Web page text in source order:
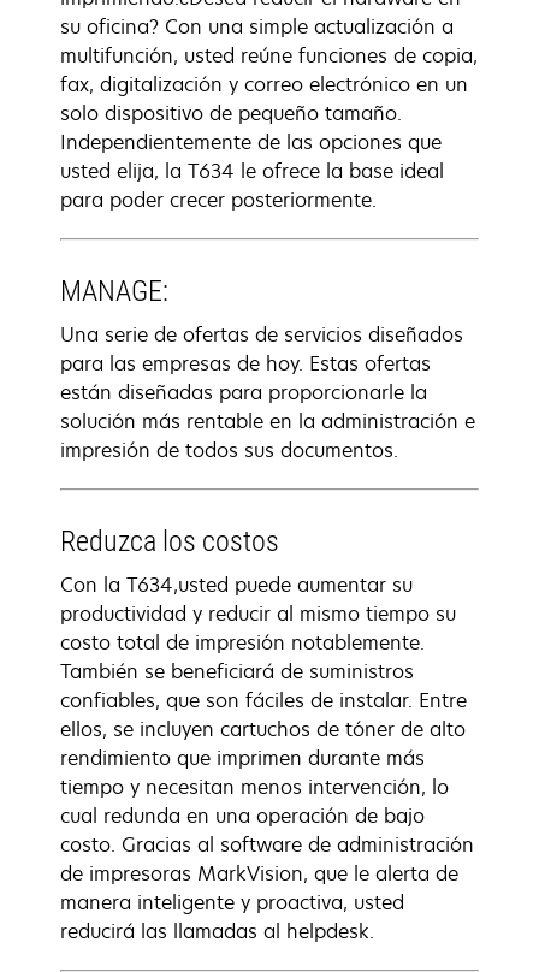
su oficina? Con una simple actualización a
multifunción, usted reúne funciones de copia,
fax, digitalización y correo electrónico en un
solo dispositivo de pequeño tamaño.
Independientemente de las opciones que
usted elija, la T634 le ofrece la base ideal
para poder crecer posteriormente.
MANAGE:
Una serie de ofertas de servicios diseñados
para las empresas de hoy. Estas ofertas
están diseñadas para proporcionarle la
solución más rentable en la administración e
impresión de todos sus documentos.
Reduzca los costos
Con la T634,usted puede aumentar su
productividad y reducir al mismo tiempo su
costo total de impresión notablemente.
También se beneficiará de suministros
confiables, que son fáciles de instalar. Entre
ellos, se incluyen cartuchos de tóner de alto
rendimiento que imprimen durante más
tiempo y necesitan menos intervención, lo
cual redunda en una operación de bajo
costo. Gracias al software de administración
de impresoras MarkVision, que le alerta de
manera inteligente y proactiva, usted
reducirá las llamadas al helpdesk.